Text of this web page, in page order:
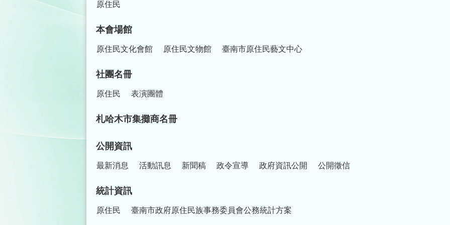
原住民
本會場館
原住民文化會館 原住民文物館 臺南市原住民藝文中心
社團名冊
原住民 表演團體
札哈木市集攤商名冊
公開資訊
最新消息 活動訊息 新聞稿 政令宣導 政府資訊公開 公開徵信
統計資訊
原住民 臺南市政府原住民族事務委員會公務統計方案